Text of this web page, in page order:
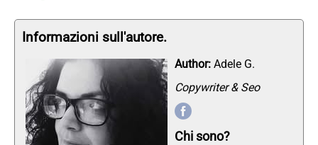
Informazioni sull'autore.
Author: Adele G.
Copywriter & Seo
Chi sono?